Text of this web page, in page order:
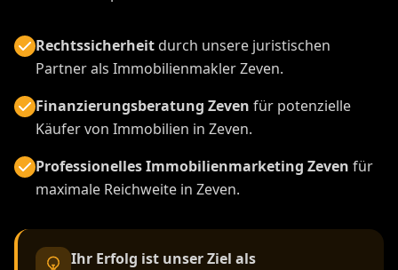
Rechtssicherheitdurch unsere juristischen
Partner als Immobilienmakler Zeven.
Finanzierungsberatung Zeven für potenzielle
Käufer von Immobilien in Zeven.
Professionelles Immobilienmarketing Zeven für
maximale Reichweite in Zeven.
Ihr Erfolg ist unser Ziel als